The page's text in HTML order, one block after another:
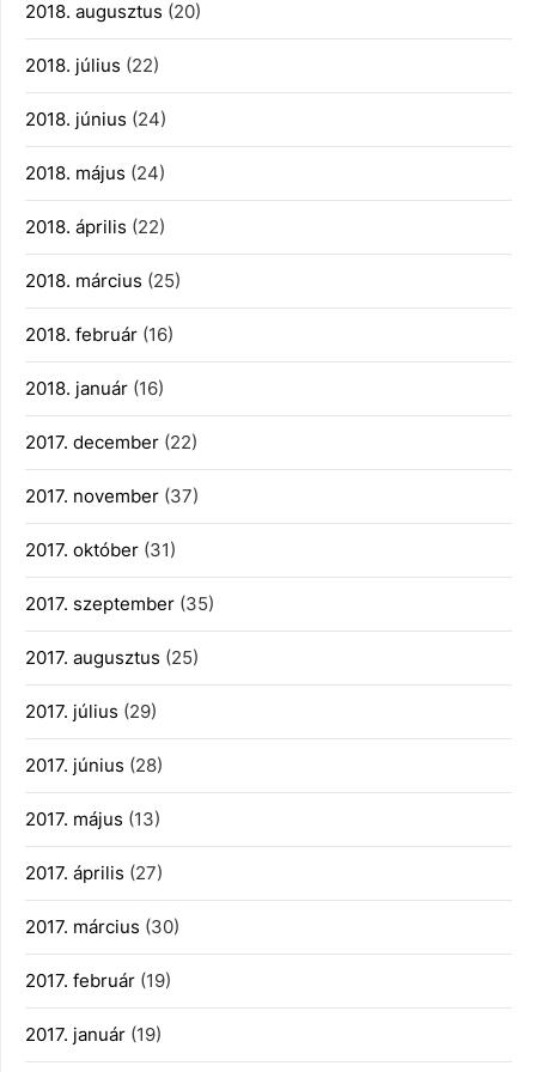
2018. augusztus (20)
2018. július (22)
2018. június (24)
2018. május (24)
2018. április (22)
2018. március (25)
2018. február (16)
2018. január (16)
2017. december (22)
2017. november (37)
2017. október (31)
2017. szeptember (35)
2017. augusztus (25)
2017. július (29)
2017. június (28)
2017. május (13)
2017. április (27)
2017. március (30)
2017. február (19)
2017. január (19)